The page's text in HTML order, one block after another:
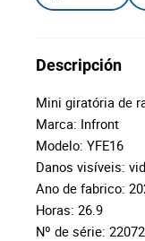
Descripción
Mini giratória de
Marca: Infront
Modelo: YFE16
Danos visíveis:
Ano de fabrico:
Horas: 26.9
Nº de série: